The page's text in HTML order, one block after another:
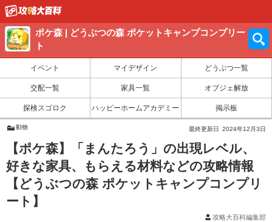
ポケ森 | どうぶつの森 ポケットキャンプコンプリー
ト
イベント マイデザイン どうぶつ一覧
交配一覧 家具一覧 オブジェ解放
探検スゴロク ハッピーホームアカデミー 掲示板
動物 最終更新日 2024年12月3日
【ポケ森】「まんたろう」の出現レベル、
好きな家具、もらえる材料などの攻略情報
【どうぶつの森 ポケットキャンプコンプリ
ート】
攻略大百科編集部